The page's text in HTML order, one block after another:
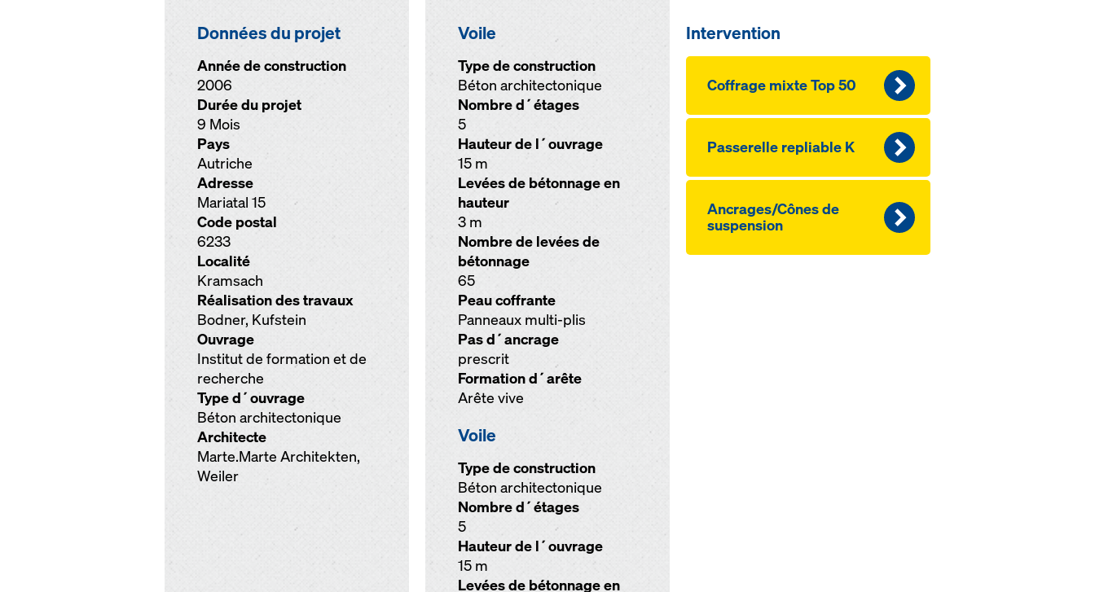
Données du projet
Année de construction
2006
Durée du projet
9 Mois
Pays
Autriche
Adresse
Mariatal 15
Code postal
6233
Localité
Kramsach
Réalisation des travaux
Bodner, Kufstein
Ouvrage
Institut de formation et de
recherche
Type d´ouvrage
Béton architectonique
Architecte
Marte.Marte Architekten,
Weiler
Voile
Type de construction
Béton architectonique
Nombre d´étages
5
Hauteur de l´ouvrage
15 m
Levées de bétonnage en
hauteur
3 m
Nombre de levées de
bétonnage
65
Peau coffrante
Panneaux multi-plis
Pas d´ancrage
prescrit
Formation d´arête
Arête vive
Voile
Type de construction
Béton architectonique
Nombre d´étages
5
Hauteur de l´ouvrage
15 m
Levées de bétonnage en
Intervention
Coffrage mixte Top 50
Passerelle repliable K
Ancrages/Cônes de
suspension